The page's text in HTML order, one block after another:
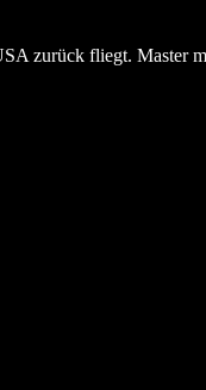
zurück fliegt. Master